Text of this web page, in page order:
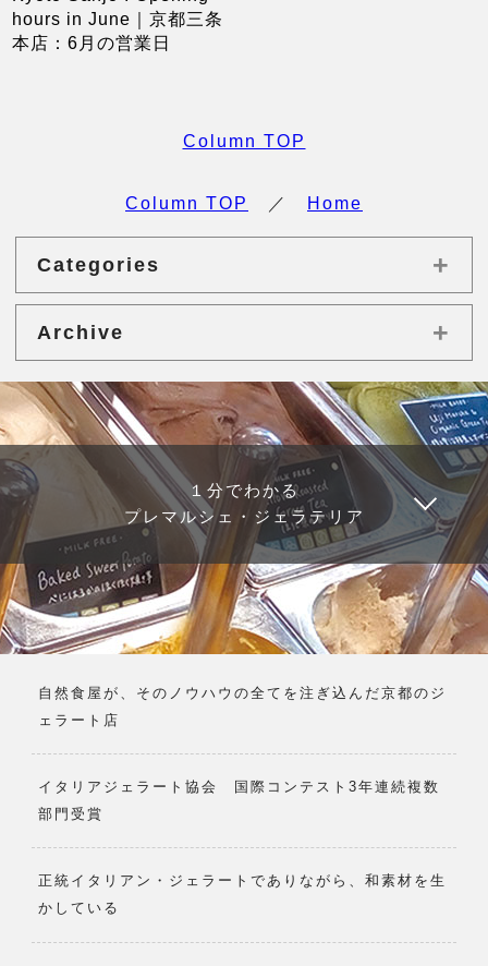
hours in June｜京都三条
本店：6月の営業日
Column TOP
Column TOP ／ Home
Categories +
Archive +
１分でわかる
プレマルシェ・ジェラテリア
自然食屋が、そのノウハウの全てを注ぎ込んだ京都のジ
ェラート店
イタリアジェラート協会 国際コンテスト3年連続複数
部門受賞
正統イタリアン・ジェラートでありながら、和素材を生
かしている